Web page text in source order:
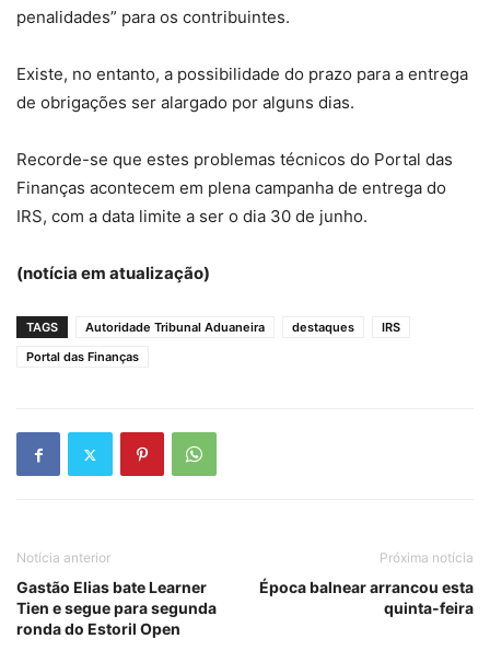
penalidades” para os contribuintes.
Existe, no entanto, a possibilidade do prazo para a entrega
de obrigações ser alargado por alguns dias.
Recorde-se que estes problemas técnicos do Portal das
Finanças acontecem em plena campanha de entrega do
IRS, com a data limite a ser o dia 30 de junho.
(notícia em atualização)
TAGS Autoridade Tribunal Aduaneira destaques
IRS
Portal das Finanças
Notícia anterior
Gastão Elias bate Learner
Tien e segue para segunda
ronda do Estoril Open
Próxima notícia
Época balnear arrancou esta
quinta-feira